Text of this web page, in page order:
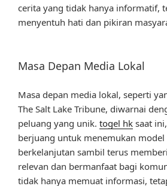
cerita yang tidak hanya informatif,
menyentuh hati dan pikiran
Masa Depan Media Lokal
Masa depan media lokal, seperti
The Salt Lake Tribune, diwarnai
peluang yang unik. togel hk saat
berjuang untuk menemukan model
berkelanjutan sambil terus
relevan dan bermanfaat bagi
tidak hanya memuat informasi,